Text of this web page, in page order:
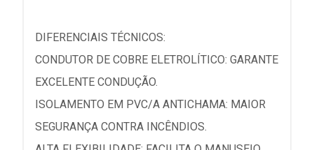
DIFERENCIAIS TÉCNICOS:
CONDUTOR DE COBRE ELETROLÍTICO: GARANTE
EXCELENTE CONDUÇÃO.
ISOLAMENTO EM PVC/A ANTICHAMA: MAIOR
SEGURANÇA CONTRA INCÊNDIOS.